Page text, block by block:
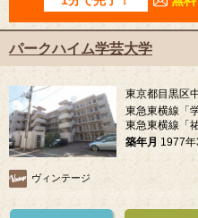
パークハイム学芸大学
東京都目黒区
東急東横線「
東急東横線「
築年月 1977年
ヴィンテージ